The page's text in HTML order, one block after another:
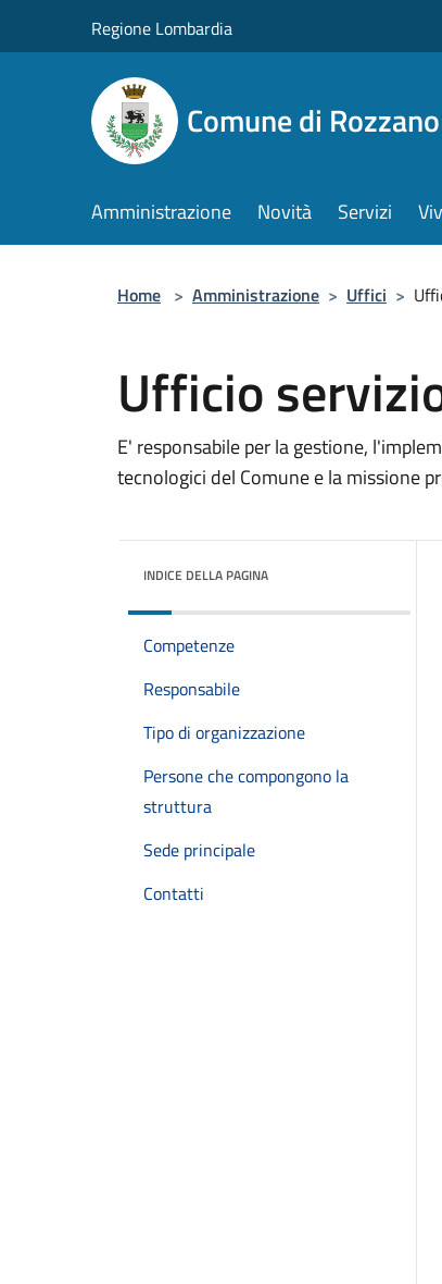
Regione Lombardia
Comune di Rozzano
Amministrazione Novità Servizi
Home > Amministrazione > Uffici >
Ufficio
E' responsabile per la gestione,
tecnologici del Comune e la missione
INDICE DELLA PAGINA
Competenze
Responsabile
Tipo di organizzazione
Persone che compongono la
struttura
Sede principale
Contatti